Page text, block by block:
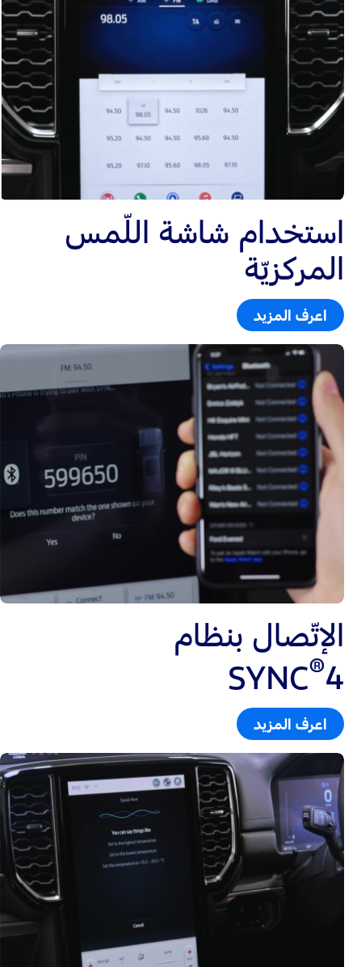
استخدام شاشة اللّمس
المركزيّة
اعرف المزيد
الإتّصال بنظام
SYNC®4
اعرف المزيد